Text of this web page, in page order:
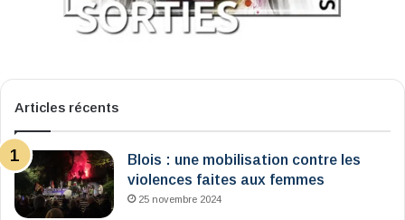
Articles récents
Blois : une mobilisation contre les
violences faites aux femmes
25 novembre 2024